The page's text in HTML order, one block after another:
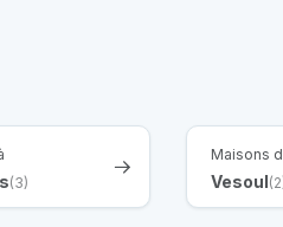
(3)
Maisons
Vesoul